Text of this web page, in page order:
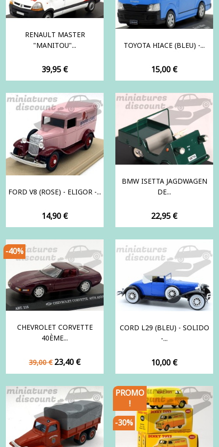
RENAULT MASTER
"MANITOU"...
Prix
39,95 €
TOYOTA HIACE (BLEU) -...
Prix
15,00 €
FORD V8 (ROSE) - ELIGOR -...
Prix
14,90 €
BMW ISETTA JAGDWAGEN
DE...
Prix
22,95 €
CHEVROLET CORVETTE
40ÈME...
Prix
de
39,00 € Prix
23,40 €
-40%
CORD L29 (BLEU) - SOLIDO
-...
Prix
10,00 €
PROMO
!
-30%